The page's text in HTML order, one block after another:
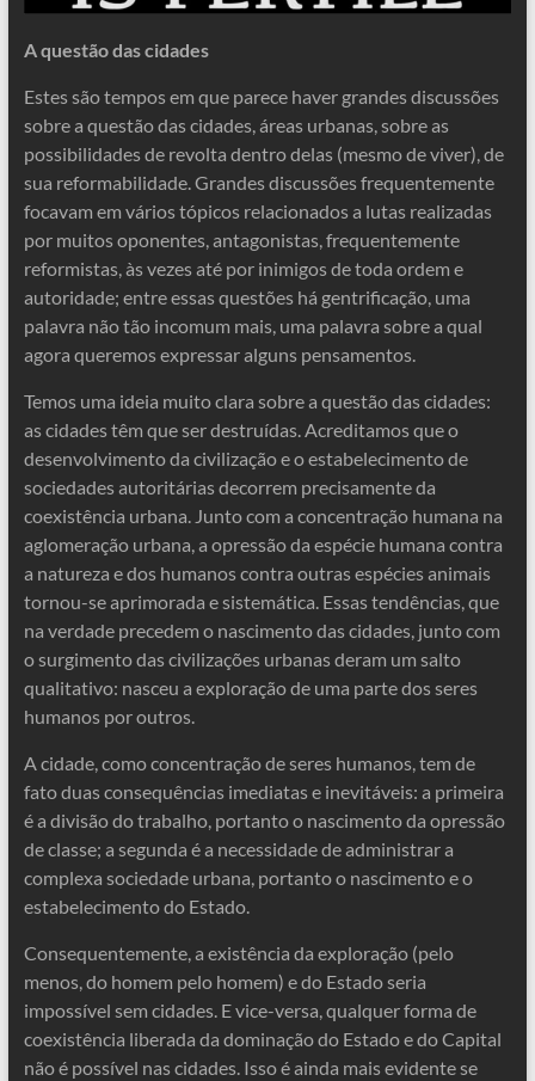
A questão das cidades
Estes são tempos em que parece haver grandes discussões
sobre a questão das cidades, áreas urbanas, sobre as
possibilidades de revolta dentro delas (mesmo de viver), de
sua reformabilidade. Grandes discussões frequentemente
focavam em vários tópicos relacionados a lutas realizadas
por muitos oponentes, antagonistas, frequentemente
reformistas, às vezes até por inimigos de toda ordem e
autoridade; entre essas questões há gentrificação, uma
palavra não tão incomum mais, uma palavra sobre a qual
agora queremos expressar alguns pensamentos.
Temos uma ideia muito clara sobre a questão das cidades:
as cidades têm que ser destruídas. Acreditamos que o
desenvolvimento da civilização e o estabelecimento de
sociedades autoritárias decorrem precisamente da
coexistência urbana. Junto com a concentração humana na
aglomeração urbana, a opressão da espécie humana contra
a natureza e dos humanos contra outras espécies animais
tornou-se aprimorada e sistemática. Essas tendências, que
na verdade precedem o nascimento das cidades, junto com
o surgimento das civilizações urbanas deram um salto
qualitativo: nasceu a exploração de uma parte dos seres
humanos por outros.
A cidade, como concentração de seres humanos, tem de
fato duas consequências imediatas e inevitáveis: a primeira
é a divisão do trabalho, portanto o nascimento da opressão
de classe; a segunda é a necessidade de administrar a
complexa sociedade urbana, portanto o nascimento e o
estabelecimento do Estado.
Consequentemente, a existência da exploração (pelo
menos, do homem pelo homem) e do Estado seria
impossível sem cidades. E vice-versa, qualquer forma de
coexistência liberada da dominação do Estado e do Capital
não é possível nas cidades. Isso é ainda mais evidente se